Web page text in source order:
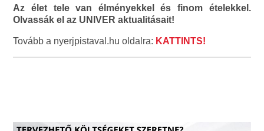
Az élet tele van élményekkel és finom ételekkel.
Olvassák el az UNIVER aktualitásait!
Tovább a nyerjpistaval.hu oldalra: KATTINTS!